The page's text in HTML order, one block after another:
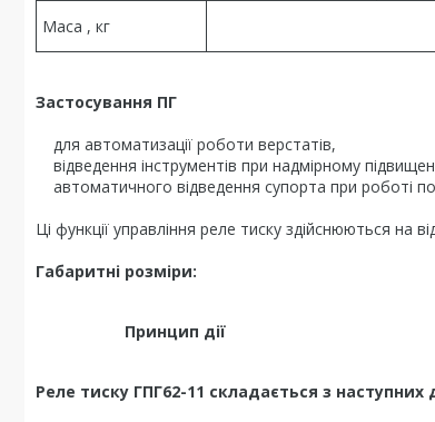
Маса , кг
Застосування ПГ
для автоматизації роботи верстатів,
відведення інструментів при надмірному
автоматичного відведення супорта при роботі по
Ці функції управління реле тиску здійснюються на
Габаритні розміри:
Принцип дії
Реле тиску ГПГ62-11 складається з наступних